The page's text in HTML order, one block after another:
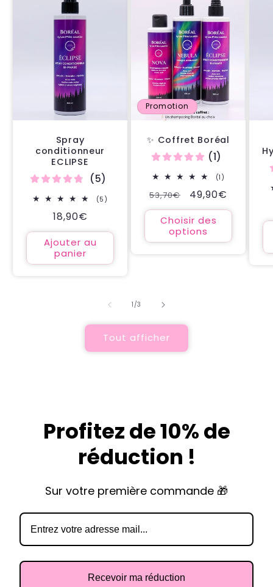
Spray
conditionneur
ECLIPSE
(5)
(5)
Prix
habituel
18,90€
Ajouter au
panier
Promotion
✨ Coffret Boréal
(1)
(1)
des
Prix
habituel
53,70€
Prix
promotionnel
49,90€
Choisir des
options
1 /de
3
Tout afficher
Profitez de 10% de
réduction !
Sur votre première commande 🎁
Recevoir ma réduction